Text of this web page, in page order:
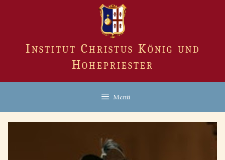
Institut Christus König und
Hohepriester
Menü